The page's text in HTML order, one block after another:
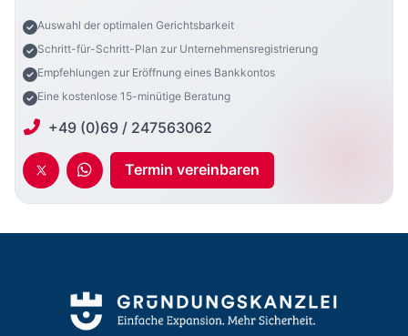
Auswahl der optimalen Gerichtsbarkeit
Schritt-für-Schritt-Plan zur Unternehmensregistrierung
Empfehlungen zur Eröffnung eines Bankkontos
Eine kostenlose 15-minütige Beratung
+49 (0)69 / 247563062
Termin vereinbaren